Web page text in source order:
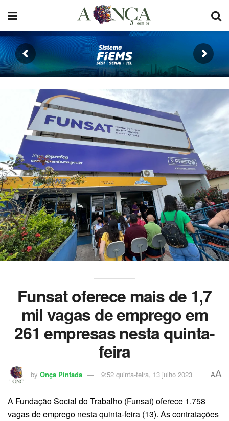
Funsat oferece mais de 1,7
mil vagas de emprego em
261 empresas nesta quinta-
feira
by Onça Pintada 9:52 quinta-feira, 13 julho 2023 AA
A Fundação Social do Trabalho (Funsat) oferece 1.758
vagas de emprego nesta quinta-feira (13). As contratações